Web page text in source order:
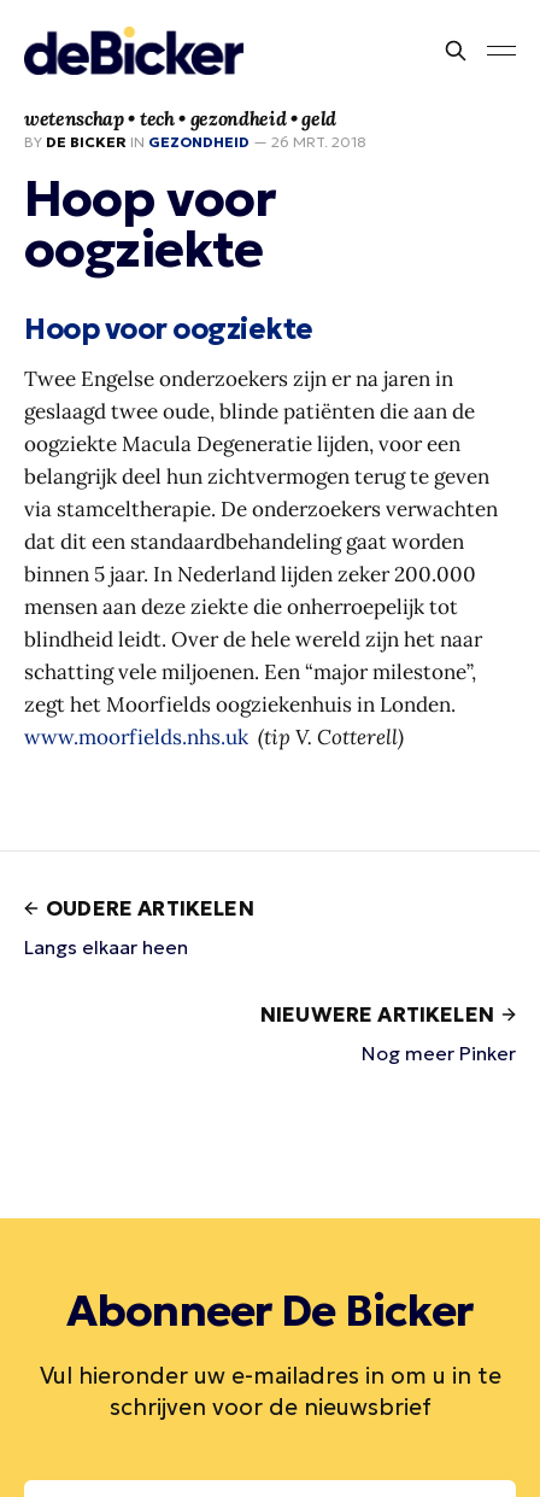
wetenschap • tech • gezondheid • geld
BY DE BICKER IN GEZONDHEID — 26 MRT. 2018
Hoop voor
oogziekte
Hoop voor oogziekte
Twee Engelse onderzoekers zijn er na jaren in
geslaagd twee oude, blinde patiënten die aan de
oogziekte Macula Degeneratie lijden, voor een
belangrijk deel hun zichtvermogen terug te geven
via stamceltherapie. De onderzoekers verwachten
dat dit een standaardbehandeling gaat worden
binnen 5 jaar. In Nederland lijden zeker 200.000
mensen aan deze ziekte die onherroepelijk tot
blindheid leidt. Over de hele wereld zijn het naar
schatting vele miljoenen. Een “major milestone”,
zegt het Moorfields oogziekenhuis in Londen.
www.moorfields.nhs.uk (tip V. Cotterell)
OUDERE ARTIKELEN
Langs elkaar heen
NIEUWERE ARTIKELEN
Nog meer Pinker
Abonneer De Bicker
Vul hieronder uw e-mailadres in om u in te
schrijven voor de nieuwsbrief